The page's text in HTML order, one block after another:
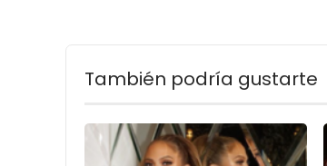
También podría gustarte